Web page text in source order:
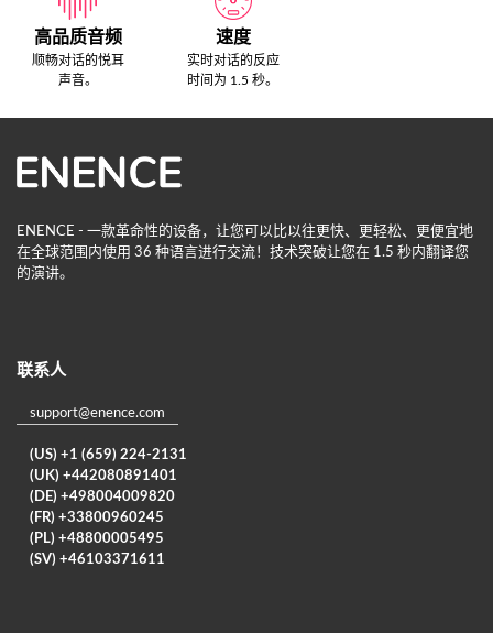
高品质音频
顺畅对话的悦耳
声音。
速度
实时对话的反应
时间为 1.5 秒。
ENENCE - 一款革命性的设备，让您可以比以往更快、更轻松、更便宜地
在全球范围内使用 36 种语言进行交流！技术突破让您在 1.5 秒内翻译您
的演讲。
联系人
support@enence.com
(US) +1 (659) 224-2131
(UK) +442080891401
(DE) +498004009820
(FR) +33800960245
(PL) +48800005495
(SV) +46103371611